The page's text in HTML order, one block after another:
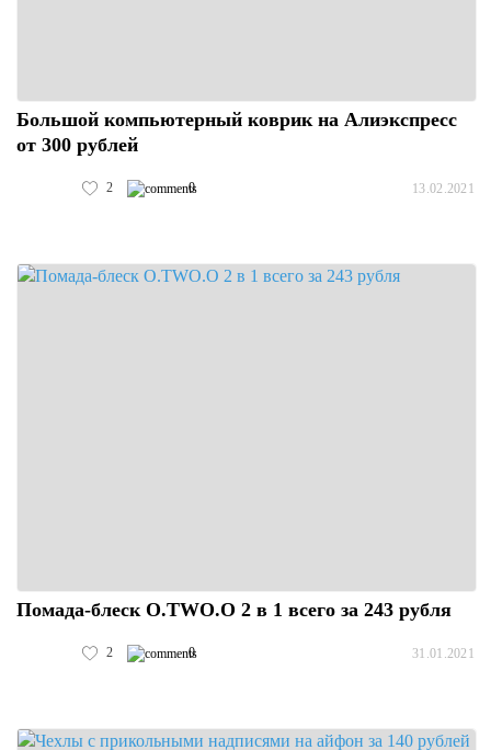
Большой компьютерный коврик на Алиэкспресс
от 300 рублей
2 0 13.02.2021
Помада-блеск O.TWO.O 2 в 1 всего за 243 рубля
2 0 31.01.2021